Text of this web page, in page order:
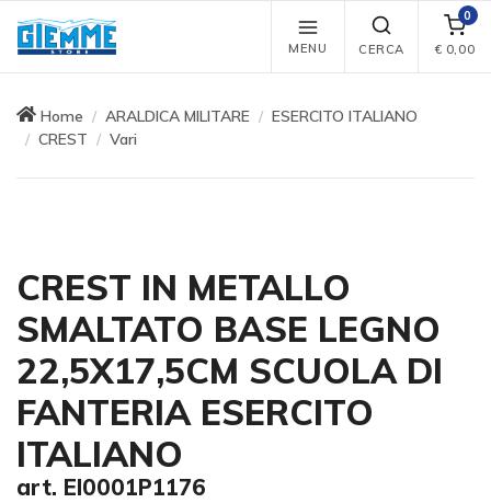
MENU CERCA
0
€ 0,00
Home ARALDICA MILITARE
ESERCITO ITALIANO
CREST
Vari
CREST IN METALLO
SMALTATO BASE LEGNO
22,5X17,5CM SCUOLA DI
FANTERIA ESERCITO
ITALIANO
art. EI0001P1176